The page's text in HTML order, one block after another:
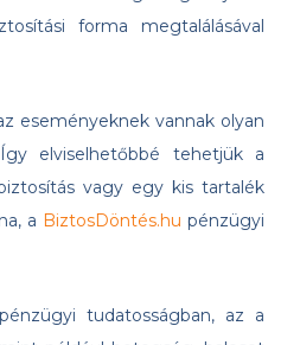
forma megtalálásával
eseményeknek vannak olyan
elviselhetőbbé tehetjük a
vagy egy kis tartalék
a BiztosDöntés.hu pénzügyi
tudatosságban, az a